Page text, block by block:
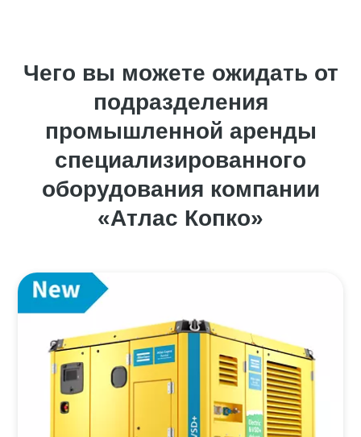
Чего вы можете ожидать от
подразделения
промышленной аренды
специализированного
оборудования компании
«Атлас Копко»